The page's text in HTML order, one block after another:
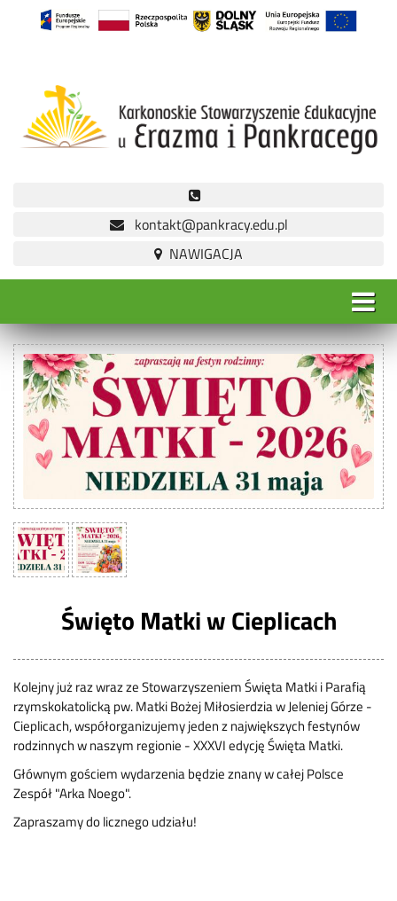
kontakt@pankracy.edu.pl
Święto Matki w Cieplicach
Kolejny już raz wraz ze Stowarzyszeniem Święta Matki i Parafią
rzymskokatolicką pw. Matki Bożej Miłosierdzia w Jeleniej Górze -
Cieplicach, współorganizujemy jeden z największych festynów
rodzinnych w naszym regionie - XXXVI edycję Święta Matki.
Głównym gościem wydarzenia będzie znany w całej Polsce
Zespół "Arka Noego".
Zapraszamy do licznego udziału!